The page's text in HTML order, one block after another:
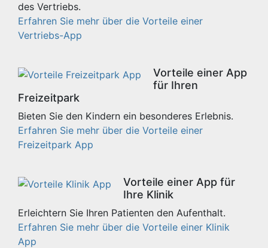
des Vertriebs.
Erfahren Sie mehr über die Vorteile einer
Vertriebs-App
Vorteile einer App
für Ihren
Freizeitpark
Bieten Sie den Kindern ein besonderes Erlebnis.
Erfahren Sie mehr über die Vorteile einer
Freizeitpark App
Vorteile einer App für
Ihre Klinik
Erleichtern Sie Ihren Patienten den Aufenthalt.
Erfahren Sie mehr über die Vorteile einer Klinik
App